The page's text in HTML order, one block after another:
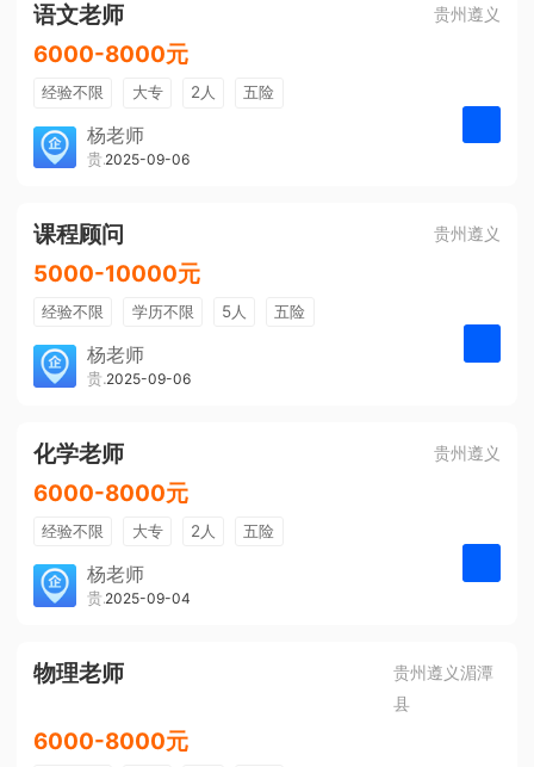
语文老师 贵州遵义
6000-8000元
经验不限 大专 2人
五险
带薪年假
年终奖
免费培训
包住宿
杨老师
贵州大美前程文化发展有限公司
2025-09-06
课程顾问 贵州遵义
5000-10000元
经验不限 学历不限 5人
五险
带薪年假
年终奖
免费培训
包住宿
杨老师
贵州大美前程文化发展有限公司
2025-09-06
化学老师 贵州遵义
6000-8000元
经验不限 大专 2人
五险
带薪年假
年终奖
免费培训
包住宿
杨老师
贵州大美前程文化发展有限公司
2025-09-04
物理老师
贵州遵义湄潭
县
6000-8000元